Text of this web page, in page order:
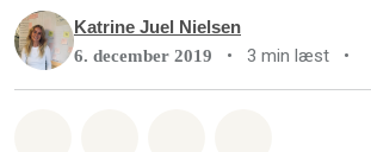
Katrine Juel Nielsen
6. december 2019 • 3 min læst •